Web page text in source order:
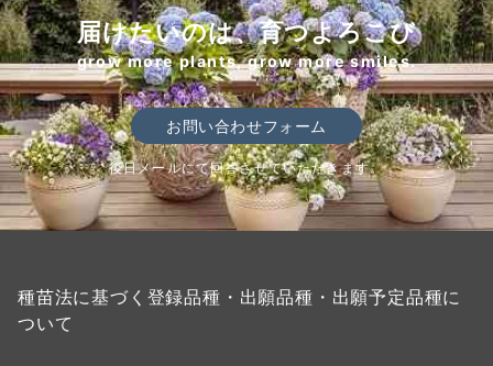
届けたいのは、育つよろこび
grow more plants, grow more smiles.
お問い合わせフォーム
後日メールにて回答させていただきます。
種苗法に基づく登録品種・出願品種・出願予定品種に
ついて